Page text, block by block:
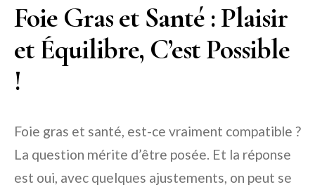
Foie Gras et Santé : Plaisir
et Équilibre, C’est Possible
!
Foie gras et santé, est-ce vraiment compatible ?
La question mérite d’être posée. Et la réponse
est oui, avec quelques ajustements, on peut se